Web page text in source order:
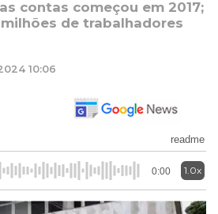
contas começou em 2017;
de trabalhadores
10:06
readme
0:00 1.0x